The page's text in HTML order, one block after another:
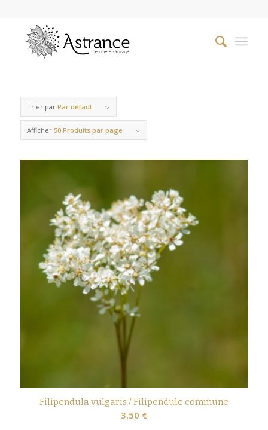
Trier par Par défaut
Afficher 50 Produits par page
Filipendula vulgaris / Filipendule commune
3,50 €